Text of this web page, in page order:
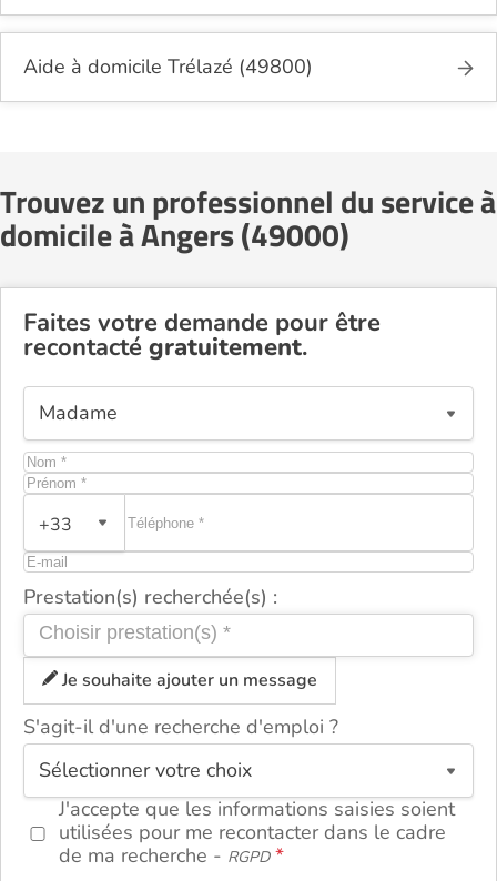
Aide à domicile Trélazé (49800)
Trouvez un professionnel du service à
domicile à Angers (49000)
Faites votre demande pour être
recontacté gratuitement.
+33
Prestation(s) recherchée(s) :
Je souhaite ajouter un message
S'agit-il d'une recherche d'emploi ?
J'accepte que les informations saisies soient
utilisées pour me recontacter dans le cadre
de ma recherche - RGPD
ou